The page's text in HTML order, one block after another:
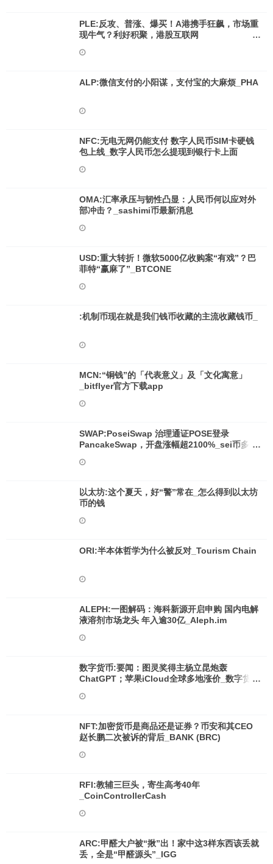
PLE:反攻、普涨、爆买！A港携手狂飙，市场重
现牛气？利好积聚，港股互联网
Twitter
ALP:微信支付的小阳谋，支付宝的大麻烦_PHA
NFC:无电无网仍能支付 数字人民币SIM卡硬钱
包上线_数字人民币怎么提现到银行卡上面
OMA:汇率承压与韧性凸显：人民币何以应对外
部冲击？_sashimi币最新消息
USD:重大转折！微软5000亿收购案“有戏”？巴
菲特“赢麻了”_BTCONE
:机制币现在就是我们钱币收藏的主流收藏钱币_
MCN:“铜钱”的「代表意义」及「文化寓意」
_bitflyer官方下载app
SWAP:PoseiSwap 治理通证POSE登录
PancakeSwap，开盘涨幅超2100%_sei币多少
以太坊:这个夏天，好“警”常在_怎么得到以太坊
币的钱
ORI:半本体哲学为什么被反对_Tourism Chain
ALEPH:一图解码：海科新源开启申购 国内电解
液溶剂市场龙头 年入逾30亿_Aleph.im
数字货币:要闻：图灵奖得主杨立昆炮轰
ChatGPT；苹果iCloud全球多地涨价_数字货币
NFT:加密货币是商品还是证券？币安和其CEO
赵长鹏二次被诉的背后_BANK (BRC)
RFI:教辅三巨头，寄生高考40年
_CoinControllerCash
ARC:甲醛大户被“揪”出！家中这3样东西该丢就
丢，全是“甲醛源头”_IGG